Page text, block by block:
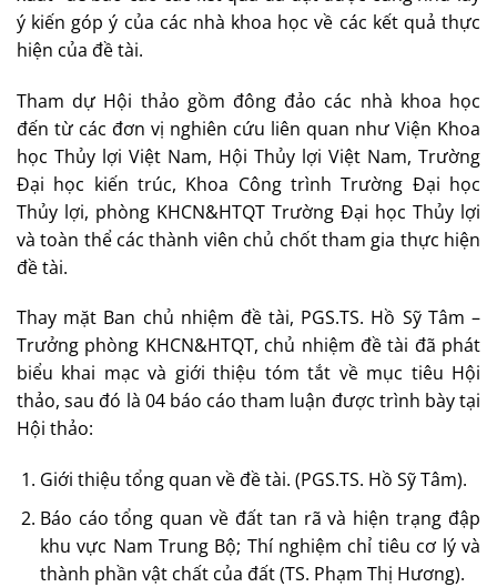
ý kiến góp ý của các nhà khoa học về các kết quả thực
hiện của đề tài.
Tham dự Hội thảo gồm đông đảo các nhà khoa học
đến từ các đơn vị nghiên cứu liên quan như Viện Khoa
học Thủy lợi Việt Nam, Hội Thủy lợi Việt Nam, Trường
Đại học kiến trúc, Khoa Công trình Trường Đại học
Thủy lợi, phòng KHCN&HTQT Trường Đại học Thủy lợi
và toàn thể các thành viên chủ chốt tham gia thực hiện
đề tài.
Thay mặt Ban chủ nhiệm đề tài, PGS.TS. Hồ Sỹ Tâm –
Trưởng phòng KHCN&HTQT, chủ nhiệm đề tài đã phát
biểu khai mạc và giới thiệu tóm tắt về mục tiêu Hội
thảo, sau đó là 04 báo cáo tham luận được trình bày tại
Hội thảo:
Giới thiệu tổng quan về đề tài. (PGS.TS. Hồ Sỹ Tâm).
Báo cáo tổng quan về đất tan rã và hiện trạng đập
khu vực Nam Trung Bộ; Thí nghiệm chỉ tiêu cơ lý và
thành phần vật chất của đất (TS. Phạm Thị Hương).